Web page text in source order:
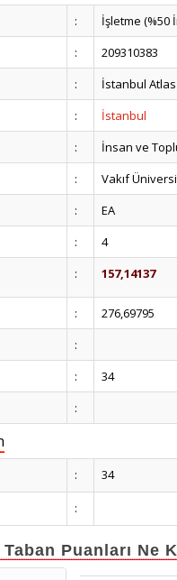
:
İşletme (%50
:
209310383
:
İstanbul
:
İstanbul
:
İnsan ve
:
Vakıf
:
EA
:
4
: 157,14137
:
276,69795
:
:
34
:
: 34
:
Puanları Ne